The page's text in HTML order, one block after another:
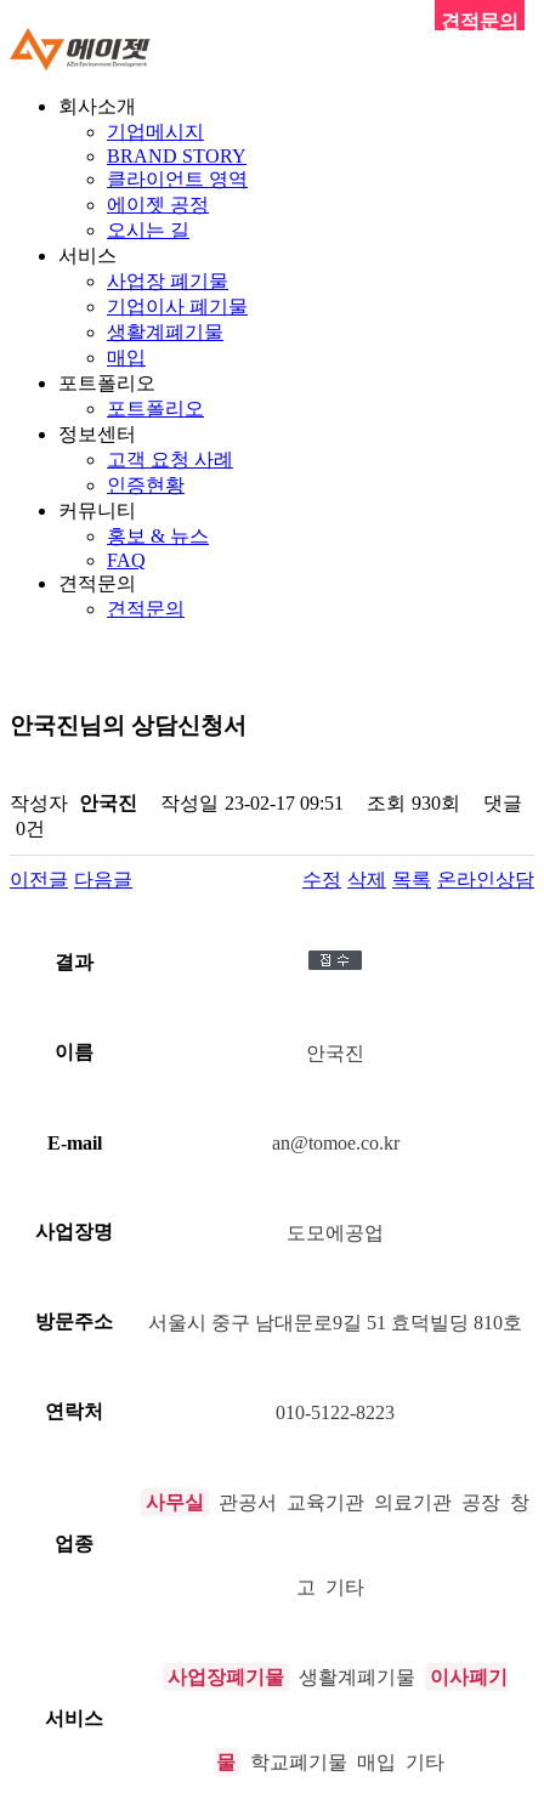
회사소개
기업메시지
BRAND STORY
클라이언트 영역
에이젯 공정
오시는 길
서비스
사업장 폐기물
기업이사 폐기물
생활계폐기물
매입
포트폴리오
포트폴리오
정보센터
고객 요청 사례
인증현황
커뮤니티
홍보 & 뉴스
FAQ
견적문의
견적문의
견적문의
안국진님의 상담신청서
작성자 안국진 작성일 23-02-17 09:51 조회 930회
댓글
0건
이전글 다음글 수정 삭제 목록 온라인상담
결과
이름 안국진
E-mail an@tomoe.co.kr
사업장명 도모에공업
방문주소 서울시 중구 남대문로9길 51 효덕빌딩 810호
연락처 010-5122-8223
업종
사무실 관공서 교육기관 의료기관 공장 창
고 기타
서비스
사업장폐기물 생활계폐기물 이사폐기
물 학교폐기물 매입 기타